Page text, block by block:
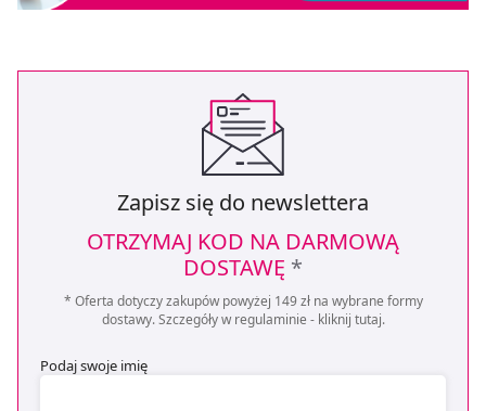
Zapisz się do newslettera
OTRZYMAJ KOD NA DARMOWĄ
DOSTAWĘ *
* Oferta dotyczy zakupów powyżej 149 zł na wybrane formy
dostawy. Szczegóły w regulaminie - kliknij tutaj.
Podaj swoje imię